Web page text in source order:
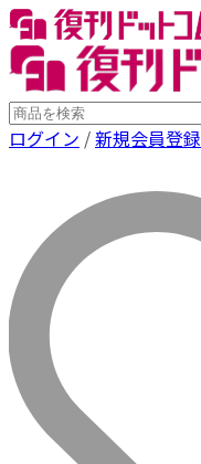
ログイン /新規会員登録